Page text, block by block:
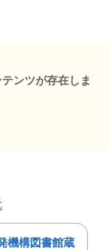
ンツが存在しま
機構図書館蔵